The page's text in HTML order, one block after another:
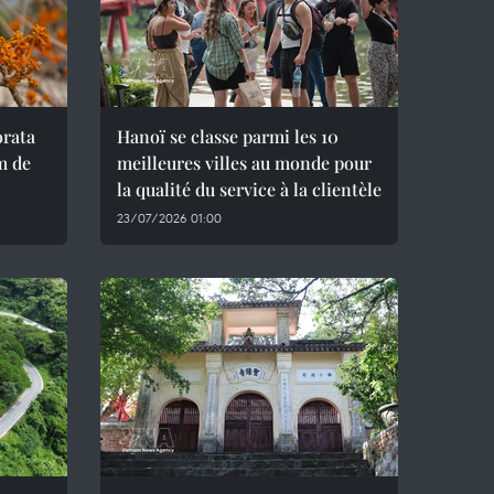
de
Hanoï se classe parmi les 10
meilleures villes au monde pour
la qualité du service à la clientèle
23/07/2026 01:00